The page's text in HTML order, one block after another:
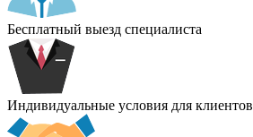
Бесплатный выезд специалиста
Индивидуальные условия для клиентов